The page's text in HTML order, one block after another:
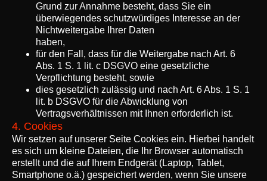
Grund zur Annahme besteht, dass Sie ein
überwiegendes schutzwürdiges Interesse an der
Nichtweitergabe Ihrer Daten
haben,
für den Fall, dass für die Weitergabe nach Art. 6
Abs. 1 S. 1 lit. c DSGVO eine gesetzliche
Verpflichtung besteht, sowie
dies gesetzlich zulässig und nach Art. 6 Abs. 1 S. 1
lit. b DSGVO für die Abwicklung von
Vertragsverhältnissen mit Ihnen erforderlich ist.
4. Cookies
Wir setzen auf unserer Seite Cookies ein. Hierbei handelt
es sich um kleine Dateien, die Ihr Browser automatisch
erstellt und die auf Ihrem Endgerät (Laptop, Tablet,
Smartphone o.ä.) gespeichert werden, wenn Sie unsere